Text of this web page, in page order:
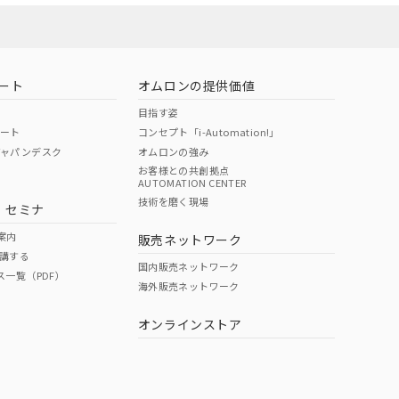
O O
ページへ
ください
ト
ト
パンデスク
セミナ
内
する
覧（PDF）
オムロンの提供価値
目指す姿
コンセプト「i-Automation!」
オムロンの強み
お客様との共創拠点
AUTOMATION CENTER
技術を磨く現場
販売ネットワーク
国内販売ネットワーク
海外販売ネットワーク
オンラインストア